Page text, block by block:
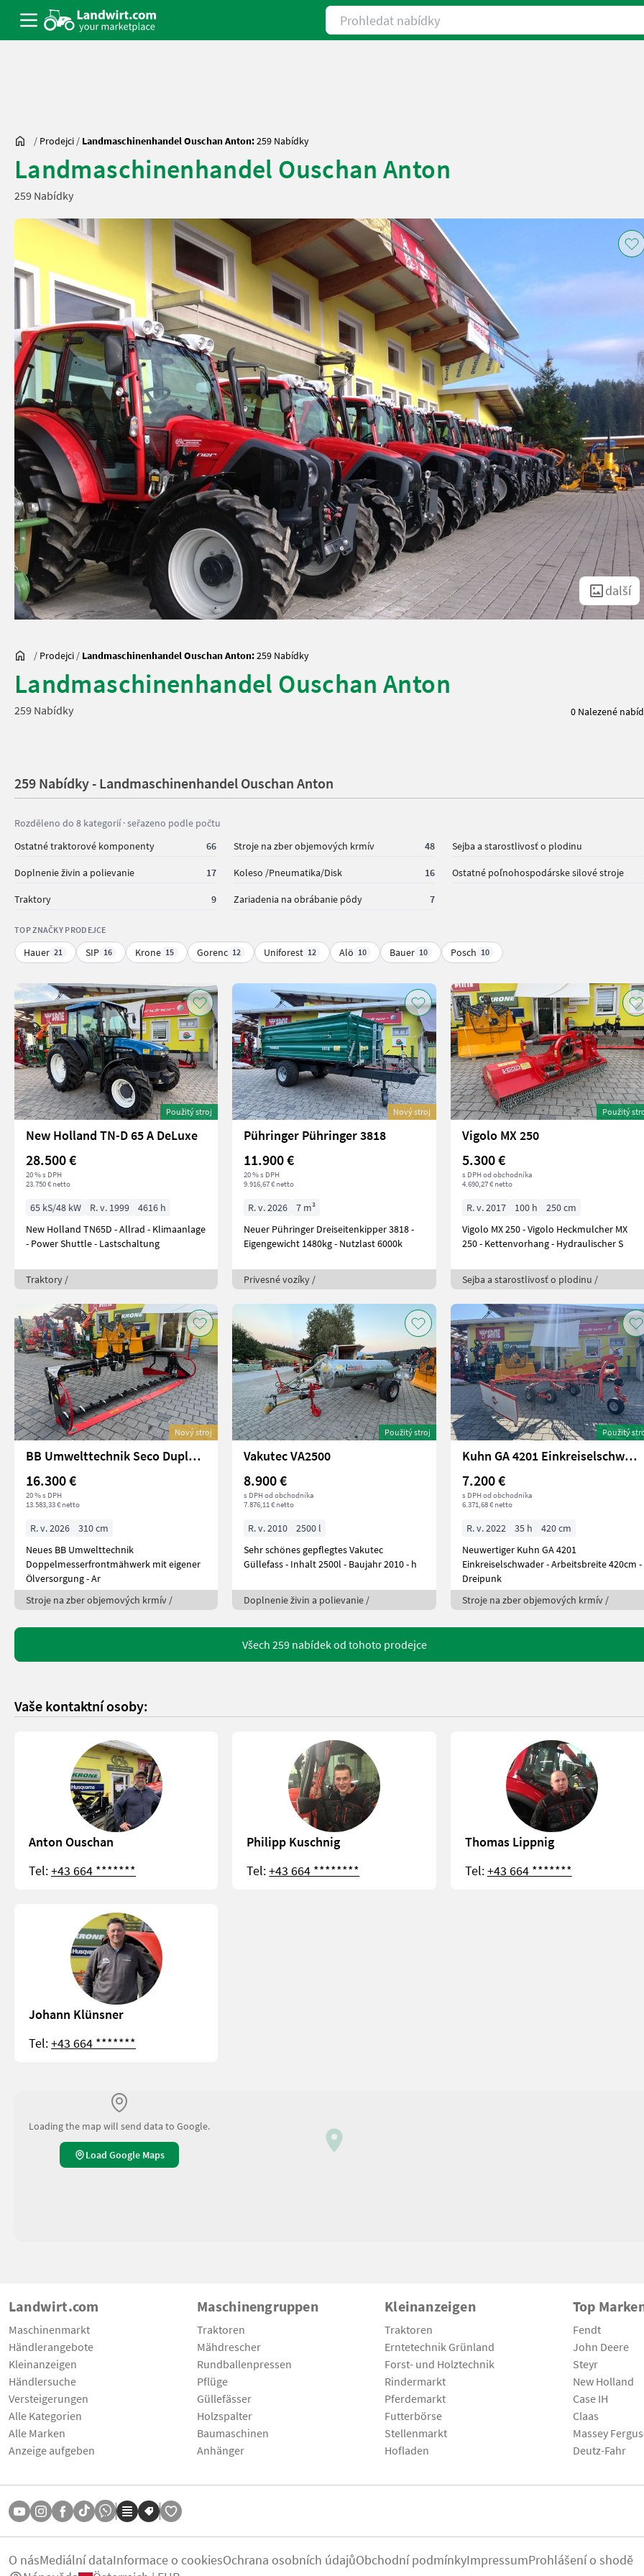
Prohledat nabídky
/ Prodejci / Landmaschinenhandel Ouschan Anton:259 Nabídky
Landmaschinenhandel Ouschan Anton
259 Nabídky
další
/ Prodejci / Landmaschinenhandel Ouschan Anton:259 Nabídky
Landmaschinenhandel Ouschan Anton
259 Nabídky 0 Nalezené
259 Nabídky - Landmaschinenhandel Ouschan Anton
Rozděleno do 8 kategorií · seřazeno podle počtu
Ostatné traktorové komponenty
66 Stroje na zber objemových krmív 48 Sejba a starostlivosť o plodinu
Doplnenie živin a polievanie 17 Koleso /Pneumatika/Disk 16 Ostatné poľnohospodárske silové stroje
Traktory 9 Zariadenia na obrábanie pôdy 7
TOP ZNAČKY PRODEJCE
Hauer 21 SIP 16 Krone 15 Gorenc 12 Uniforest 12 Alö 10 Bauer 10 Posch 10
Použitý stroj
New Holland TN-D 65 A DeLuxe
28.500 €
20 % s DPH
23.750 € netto
65 kS/48 kW R. v. 1999
4616 h
New Holland TN65D - Allrad - Klimaanlage
- Power Shuttle - Lastschaltung
Traktory /
Nový stroj
Pühringer Pühringer 3818
11.900 €
20 % s DPH
9.916,67 € netto
R. v. 2026
7 m³
Neuer Pühringer Dreiseitenkipper 3818 -
Eigengewicht 1480kg - Nutzlast 6000k
Privesné vozíky /
Použitý
Vigolo MX 250
5.300 €
s DPH od obchodníka
4.690,27 € netto
R. v. 2017 100 h
250 cm
Vigolo MX 250 - Vigolo Heckmulcher MX
250 - Kettenvorhang - Hydraulischer S
Sejba a starostlivosť o plodinu /
Nový stroj
BB Umwelttechnik Seco Duplex 310 F ECO
16.300 €
20 % s DPH
13.583,33 € netto
R. v. 2026
310 cm
Neues BB Umwelttechnik
Doppelmesserfrontmähwerk mit eigener
Ölversorgung - Ar
Stroje na zber objemových krmív /
Použitý stroj
Vakutec VA2500
8.900 €
s DPH od obchodníka
7.876,11 € netto
R. v. 2010
2500 l
Sehr schönes gepflegtes Vakutec
Güllefass - Inhalt 2500l - Baujahr 2010 - h
Doplnenie živin a polievanie /
Použitý
Kuhn GA 4201 Einkreiselschwader
7.200 €
s DPH od obchodníka
6.371,68 € netto
R. v. 2022 35 h
420 cm
Neuwertiger Kuhn GA 4201
Einkreiselschwader - Arbeitsbreite 420cm -
Dreipunk
Stroje na zber objemových krmív /
Všech 259 nabídek od tohoto prodejce
Vaše kontaktní osoby:
Anton Ouschan
Tel:+43 664 *******
Philipp Kuschnig
Tel:+43 664 ********
Thomas Lippnig
Tel:+43 664 *******
Johann Klünsner
Tel:+43 664 *******
Loading the map will send data to Google.
Load Google Maps
Landwirt.com
Maschinenmarkt
Händlerangebote
Kleinanzeigen
Händlersuche
Versteigerungen
Alle Kategorien
Alle Marken
Anzeige aufgeben
Maschinengruppen
Traktoren
Mähdrescher
Rundballenpressen
Pflüge
Güllefässer
Holzspalter
Baumaschinen
Anhänger
Kleinanzeigen
Traktoren
Erntetechnik Grünland
Forst- und Holztechnik
Rindermarkt
Pferdemarkt
Futterbörse
Stellenmarkt
Hofladen
Top
Fendt
John Deere
Steyr
New Holland
Case IH
Claas
Massey
Deutz-Fahr
O násMediální dataInformace o cookiesOchrana osobních údajůObchodní podmínkyImpressumProhlášení o shodě